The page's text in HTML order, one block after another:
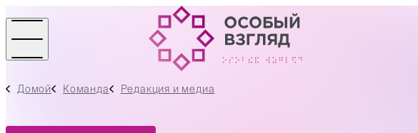
Домой Команда Редакция и медиа